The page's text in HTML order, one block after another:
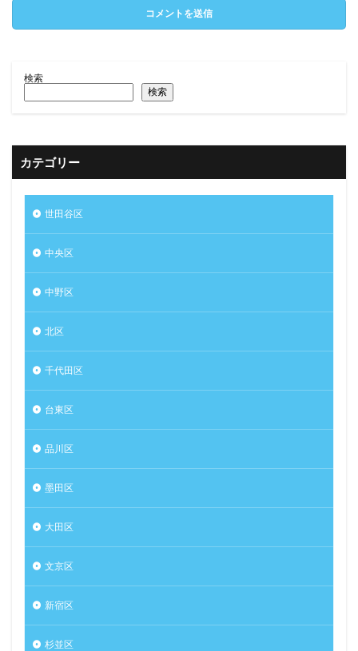
検索
検索
カテゴリー
世田谷区
中央区
中野区
北区
千代田区
台東区
品川区
墨田区
大田区
文京区
新宿区
杉並区